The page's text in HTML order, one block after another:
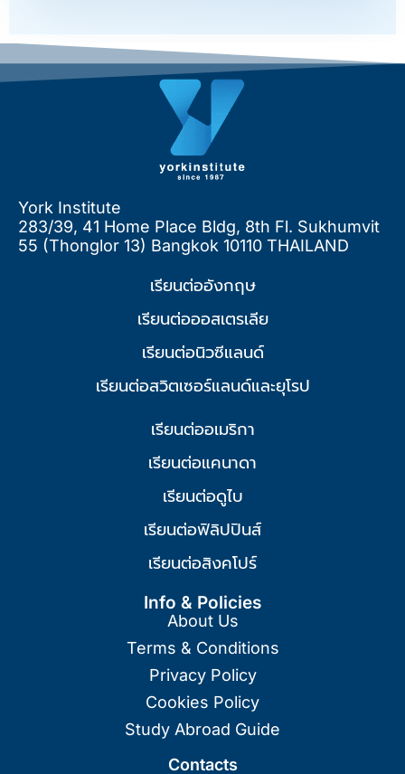
York Institute
283/39, 41 Home Place Bldg, 8th Fl. Sukhumvit
55 (Thonglor 13) Bangkok 10110 THAILAND
เรียนต่ออังกฤษ
เรียนต่อออสเตรเลีย
เรียนต่อนิวซีแลนด์
เรียนต่อสวิตเซอร์แลนด์และยุโรป
เรียนต่ออเมริกา
เรียนต่อแคนาดา
เรียนต่อดูไบ
เรียนต่อฟิลิปปินส์
เรียนต่อสิงคโปร์
Info & Policies
About Us
Terms & Conditions
Privacy Policy
Cookies Policy
Study Abroad Guide
Contacts